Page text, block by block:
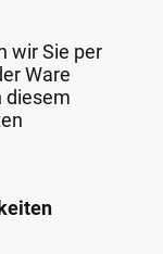
wir Sie per
Ware
diesem